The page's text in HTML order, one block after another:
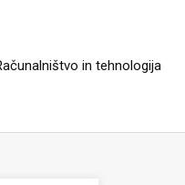
in tehnologija